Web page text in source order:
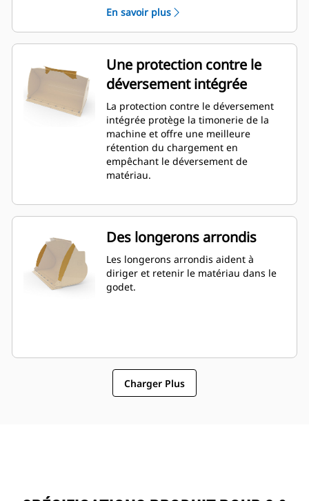
au tas ou de matériau en place. Ils
sont conçus pour des forces
d'arrachage et des conditions
d'abrasion standards. Idéal pour les
applications de rétrocavage et de
nivellement. Le facteur de
remplissage pour les godets de la
série Performance permet d'obtenir
une capacité jusqu'à 115 % supérieure
que celle spécifiée.
En savoir plus
Une protection contre le
déversement intégrée
La protection contre le déversement
intégrée protège la timonerie de la
machine et offre une meilleure
rétention du chargement en
empêchant le déversement de
matériau.
Des longerons arrondis
Les longerons arrondis aident à
diriger et retenir le matériau dans le
godet.
Charger Plus